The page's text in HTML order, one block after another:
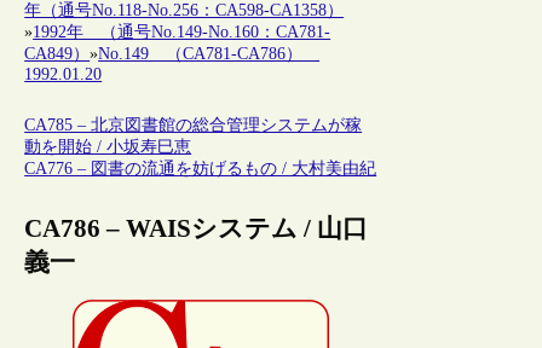
年（通号No.118-No.256：CA598-CA1358）
»1992年 （通号No.149-No.160：CA781-
CA849）»No.149 （CA781-CA786）
1992.01.20
CA785 – 北京図書館の総合管理システムが稼
動を開始 / 小坂寿巳恵
CA776 – 図書の流通を妨げるもの / 大村美由紀
CA786 – WAISシステム / 山口
義一